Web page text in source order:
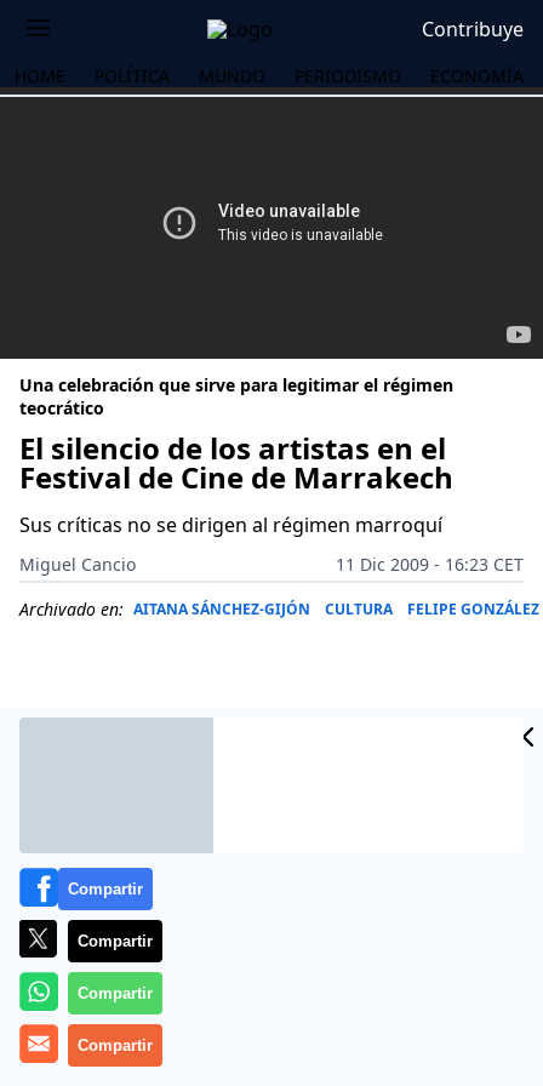
Contribuye
HOME POLÍTICA MUNDO PERIODISMO ECONOMÍA
Una celebración que sirve para legitimar el régimen
teocrático
El silencio de los artistas en el
Festival de Cine de Marrakech
Sus críticas no se dirigen al régimen marroquí
Miguel Cancio
11 Dic 2009 - 16:23 CET
Archivado en: AITANA SÁNCHEZ-GIJÓN CULTURA FELIPE GONZÁLEZ
En la actualidad esta teniendo lugar en Marruecos el IX
Festival Internacional de cine de Marrakech y al que
asisten una muy importante representación del cine
Compartir
Compartir
Compartir
Compartir